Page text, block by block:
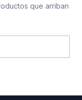
que arriban